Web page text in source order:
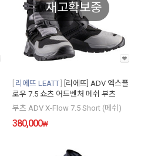
재고확보중
리에뜨 LEATT
[리에뜨] ADV 엑스플
로우 7.5 쇼츠 어드벤처 메쉬 부츠
부츠 ADV X-Flow 7.5 Short (메쉬)
380,000₩